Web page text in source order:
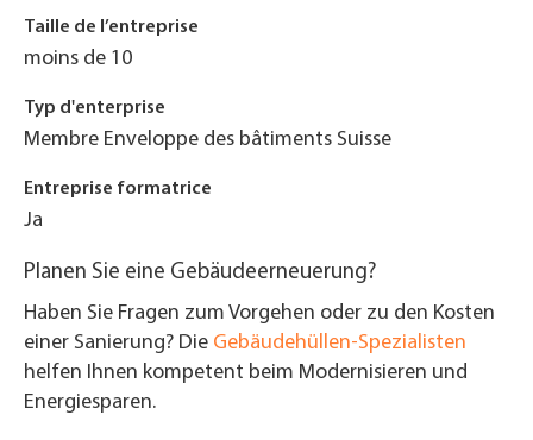
Taille de l’entreprise
moins de 10
Typ d'enterprise
Membre Enveloppe des bâtiments Suisse
Entreprise formatrice
Ja
Planen Sie eine Gebäudeerneuerung?
Haben Sie Fragen zum Vorgehen oder zu den Kosten
einer Sanierung? Die Gebäudehüllen-Spezialisten
helfen Ihnen kompetent beim Modernisieren und
Energiesparen.